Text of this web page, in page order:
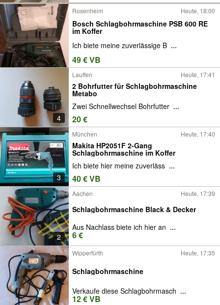
Rosenheim
Heute, 18:00
Bosch Schlagbohrmaschine PSB 600 RE
im Koffer
Ich biete meine zuverlässige B ...
49 € VB
4
Lauffen Heute, 17:41
2 Bohrfutter für Schlagbohrmaschine
Metabo
Zwei Schnellwechsel Bohrfutter ...
20 €
3
München Heute, 17:40
Makita HP2051F 2-Gang
Schlagbohrmaschine im Koffer
Ich biete hier meine zuverläss ...
40 € VB
2
Aachen Heute, 17:39
Schlagbohrmaschine Black & Decker
Aus Nachlass biete ich hier an ...
6 €
Wipperfürth Heute, 17:35
Schlagbohrmaschine
Verkaufe diese Schlagbohrmasch ...
12 € VB